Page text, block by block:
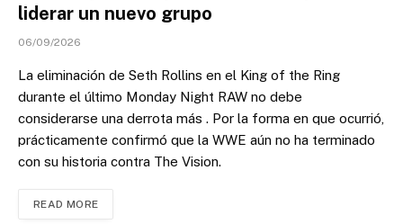
liderar un nuevo grupo
06/09/2026
La eliminación de Seth Rollins en el King of the Ring
durante el último Monday Night RAW no debe
considerarse una derrota más . Por la forma en que ocurrió,
prácticamente confirmó que la WWE aún no ha terminado
con su historia contra The Vision.
READ MORE